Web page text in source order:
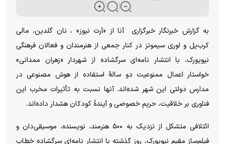
به گزارش خبرنگار خبرگزاری آنا از «آرت نیوز» ، نان گلدین، مالی
کرب‌پل و لوری سیمونز در کنار جمعی از هنرمندان و فعالان فرهنگی
نیویورک، با انتشار نامه‌ای سرگشاده از شهردار «زهران ممدانی»
خواستار اعمال ممنوعیت دو سالهٔ استفاده از هوش مصنوعی در
مدارس دولتی این شهر شده‌اند. آنها نسبت به تأثیرات مخرب این
فناوری بر خلاقیت، حریم خصوصی و آیندهٔ کودکان هشدار داده‌اند.
ائتلافی متشکل از نزدیک به ۵۰۰ هنرمند، نویسنده، موسیقی‌دان و
فیلم‌ساز مقیم نیویورک، روز گذشته با انتشار نامه‌ای سرگشاده خطاب